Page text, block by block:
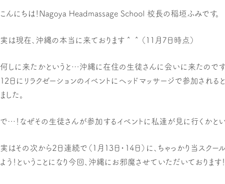
こんにちは！Nagoya Headmassage School 校長の稲垣ふみです。
実は現在、沖縄の本当に来ております＾＾（11月7日時点）
何しに来たかというと…沖縄に在住の生徒さんに会いに来たので
12日にリラクゼーションのイベントにヘッドマッサージで参加される
ました。
で…！なぜその生徒さんが参加するイベントに私達が見に行くかと
実はその次から2日連続で（1月13日・14日）に、ちゃっかり当スクー
よう！ ということになり今回、沖縄にお邪魔させていただいております！